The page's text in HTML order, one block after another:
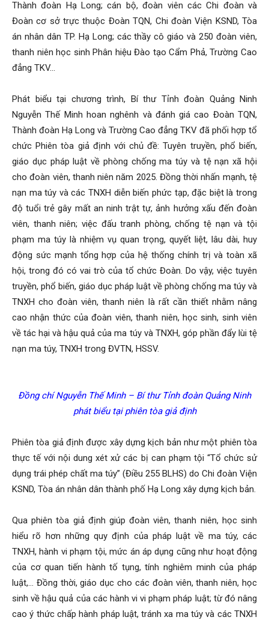
Thành đoàn Hạ Long; cán bộ, đoàn viên các Chi đoàn và
Đoàn cơ sở trực thuộc Đoàn TQN, Chi đoàn Viện KSND, Tòa
án nhân dân TP. Hạ Long; các thầy cô giáo và 250 đoàn viên,
thanh niên học sinh Phân hiệu Đào tạo Cẩm Phả, Trường Cao
đẳng TKV…
Phát biểu tại chương trình, Bí thư Tỉnh đoàn Quảng Ninh
Nguyễn Thế Minh hoan nghênh và đánh giá cao Đoàn TQN,
Thành đoàn Hạ Long và Trường Cao đẳng TKV đã phối hợp tổ
chức Phiên tòa giả định với chủ đề: Tuyên truyền, phổ biến,
giáo dục pháp luật về phòng chống ma túy và tệ nạn xã hội
cho đoàn viên, thanh niên năm 2025. Đồng thời nhấn mạnh, tệ
nạn ma túy và các TNXH diễn biến phức tạp, đặc biệt là trong
độ tuổi trẻ gây mất an ninh trật tự, ảnh hưởng xấu đến đoàn
viên, thanh niên; việc đấu tranh phòng, chống tệ nạn và tội
phạm ma túy là nhiệm vụ quan trọng, quyết liệt, lâu dài, huy
động sức mạnh tổng hợp của hệ thống chính trị và toàn xã
hội, trong đó có vai trò của tổ chức Đoàn. Do vậy, việc tuyên
truyền, phổ biến, giáo dục pháp luật về phòng chống ma túy và
TNXH cho đoàn viên, thanh niên là rất cần thiết nhằm nâng
cao nhận thức của đoàn viên, thanh niên, học sinh, sinh viên
về tác hại và hậu quả của ma túy và TNXH, góp phần đẩy lùi tệ
nạn ma túy, TNXH trong ĐVTN, HSSV.
Đồng chí Nguyễn Thế Minh – Bí thư Tỉnh đoàn Quảng Ninh
phát biểu tại phiên tòa giả định
Phiên tòa giả định được xây dựng kịch bản như một phiên tòa
thực tế với nội dung xét xử các bị can phạm tội “Tổ chức sử
dụng trái phép chất ma túy” (Điều 255 BLHS) do Chi đoàn Viện
KSND, Tòa án nhân dân thành phố Hạ Long xây dựng kịch bản.
Qua phiên tòa giả định giúp đoàn viên, thanh niên, học sinh
hiểu rõ hơn những quy định của pháp luật về ma túy, các
TNXH, hành vi phạm tội, mức án áp dụng cũng như hoạt động
của cơ quan tiến hành tố tụng, tính nghiêm minh của pháp
luật,… Đồng thời, giáo dục cho các đoàn viên, thanh niên, học
sinh về hậu quả của các hành vi vi phạm pháp luật; từ đó nâng
cao ý thức chấp hành pháp luật, tránh xa ma túy và các TNXH